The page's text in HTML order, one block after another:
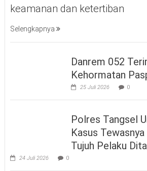
keamanan dan ketertiban
Selengkapnya
Danrem 052
Kehormatan
25 Juli 2026 0
Polres Tangsel
Kasus
Tujuh Pelaku
24 Juli 2026 0